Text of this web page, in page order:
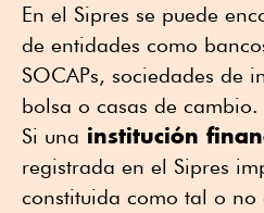
En el Sipres se puede
de entidades como
SOCAPs, sociedades de
bolsa o casas de cambio.
Si una institución
registrada en el Sipres
constituida como tal o no